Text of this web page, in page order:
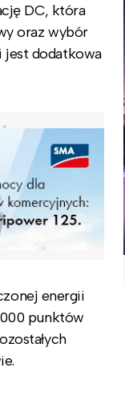
DC, która
oraz wybór
jest dodatkowa
energii
punktów